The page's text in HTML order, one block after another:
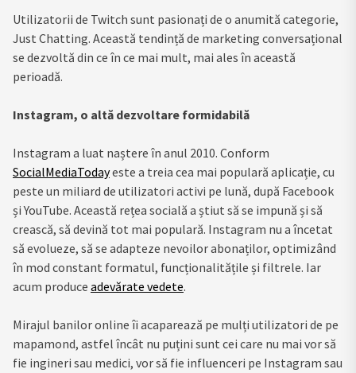
Utilizatorii de Twitch sunt pasionați de o anumită categorie,
Just Chatting. Această tendință de marketing conversațional
se dezvoltă din ce în ce mai mult, mai ales în această
perioadă.
Instagram, o altă dezvoltare formidabilă
Instagram a luat naștere în anul 2010. Conform
SocialMediaTodayeste a treia cea mai populară aplicație, cu
peste un miliard de utilizatori activi pe lună, după Facebook
și YouTube. Această rețea socială a știut să se impună și să
crească, să devină tot mai populară. Instagram nu a încetat
să evolueze, să se adapteze nevoilor abonaților, optimizând
în mod constant formatul, funcționalitățile și filtrele. Iar
acum produce adevărate vedete.
Mirajul banilor online îi acaparează pe mulți utilizatori de pe
mapamond, astfel încât nu puțini sunt cei care nu mai vor să
fie ingineri sau medici, vor să fie influenceri pe Instagram sau